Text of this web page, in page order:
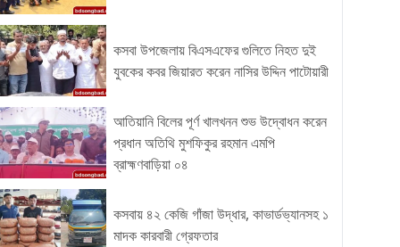
কসবা উপজেলায় বিএসএফের গুলিতে নিহত দুই
যুবকের কবর জিয়ারত করেন নাসির উদ্দিন পাটোয়ারী
আতিয়ানি বিলের পূর্ণ খালখনন শুভ উদ্বোধন করেন
প্রধান অতিথি মুশফিকুর রহমান এমপি
ব্রাহ্মণবাড়িয়া ০৪
কসবায় ৪২ কেজি গাঁজা উদ্ধার, কাভার্ডভ্যানসহ ১
মাদক কারবারী গ্রেফতার